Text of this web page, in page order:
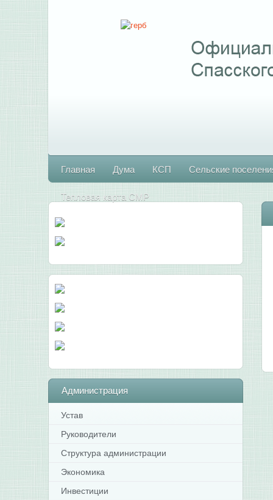
Главная Дума КСП Сельские
Тепловая карта СМР
Администрация
Устав
Руководители
Структура администрации
Экономика
Инвестиции